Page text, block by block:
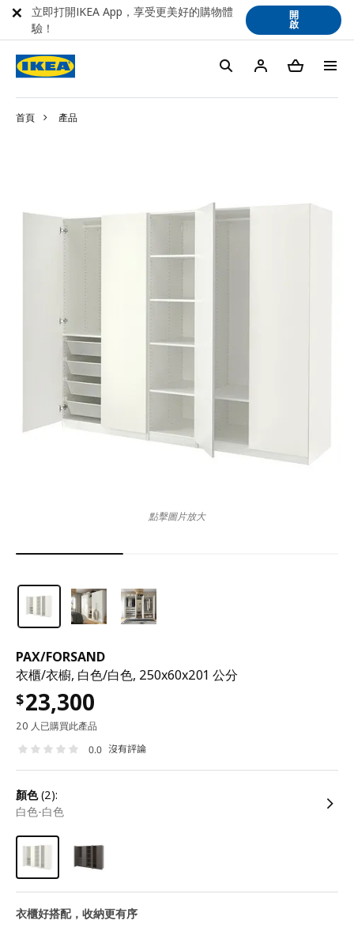
首頁 產品
PAX/FORSAND
衣櫃/衣櫥, 白色/白色, 250x60x201 公分
$23,300
20 人已購買此產品
0.0 沒有評論
顏色(2):
白色-白色
衣櫃好搭配，收納更有序
點擊圖片放大
立即打開IKEA App，享受更美好的購物體
驗！
開
啟